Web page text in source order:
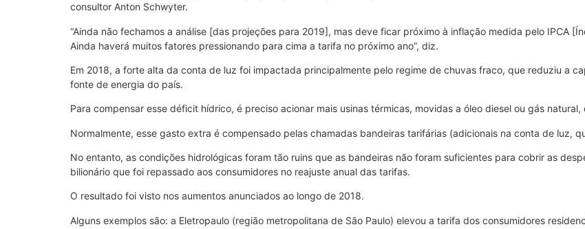
consultor Anton Schwyter.
“Ainda não fechamos a análise [das projeções para 2019], mas deve ficar próximo à inflação medida pelo IPCA
Ainda haverá muitos fatores pressionando para cima a tarifa no próximo ano”, diz.
Em 2018, a forte alta da conta de luz foi impactada principalmente pelo regime de chuvas fraco, que reduziu a
fonte de energia do país.
Para compensar esse déficit hídrico, é preciso acionar mais usinas térmicas, movidas a óleo diesel ou gás natural,
Normalmente, esse gasto extra é compensado pelas chamadas bandeiras tarifárias (adicionais na conta de luz,
No entanto, as condições hidrológicas foram tão ruins que as bandeiras não foram suficientes para cobrir as
bilionário que foi repassado aos consumidores no reajuste anual das tarifas.
O resultado foi visto nos aumentos anunciados ao longo de 2018.
Alguns exemplos são: a Eletropaulo (região metropolitana de São Paulo) elevou a tarifa dos consumidores